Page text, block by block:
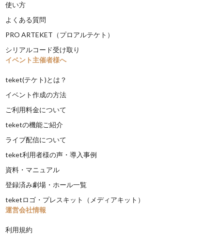
使い方
よくある質問
PRO ARTEKET（プロアルテケト）
シリアルコード受け取り
イベント主催者様へ
teket(テケト)とは？
イベント作成の方法
ご利用料金について
teketの機能ご紹介
ライブ配信について
teket利用者様の声・導入事例
資料・マニュアル
登録済み劇場・ホール一覧
teketロゴ・プレスキット（メディアキット）
運営会社情報
利用規約